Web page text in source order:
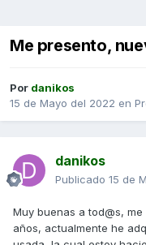
Me presento,
Por danikos
15 de Mayo del 2022 en
danikos
Publicado 15 de
Muy buenas a tod@s,
años, actualmente he